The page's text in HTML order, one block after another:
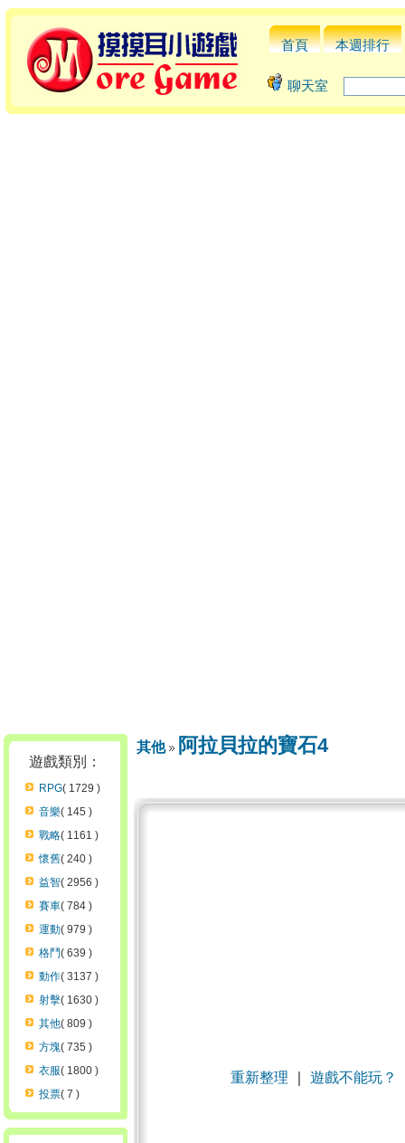
首頁 本週排行
聊天室
遊戲類別：
RPG( 1729 )
音樂( 145 )
戰略( 1161 )
懷舊( 240 )
益智( 2956 )
賽車( 784 )
運動( 979 )
格鬥( 639 )
動作( 3137 )
射擊( 1630 )
其他( 809 )
方塊( 735 )
衣服( 1800 )
投票( 7 )
其他 阿拉貝拉的寶石4
重新整理 遊戲不能玩？